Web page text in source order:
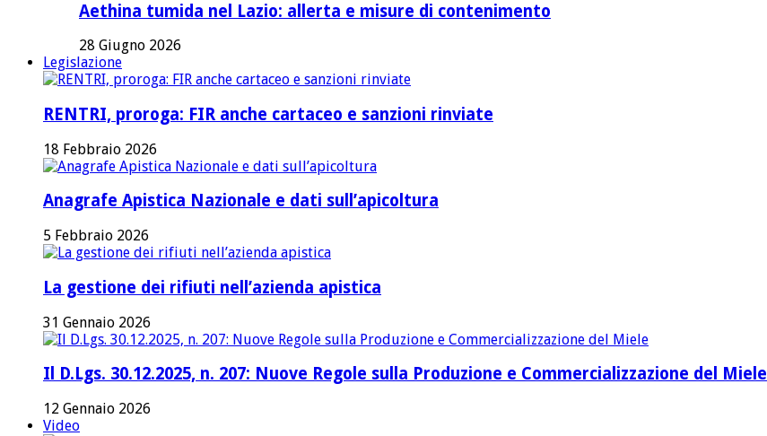
Aethina tumida nel Lazio: allerta e misure di contenimento
28 Giugno 2026
Legislazione
RENTRI, proroga: FIR anche cartaceo e sanzioni rinviate
18 Febbraio 2026
Anagrafe Apistica Nazionale e dati sull’apicoltura
5 Febbraio 2026
La gestione dei rifiuti nell’azienda apistica
31 Gennaio 2026
Il D.Lgs. 30.12.2025, n. 207: Nuove Regole sulla Produzione e Commercializzazione del Miele
12 Gennaio 2026
Video